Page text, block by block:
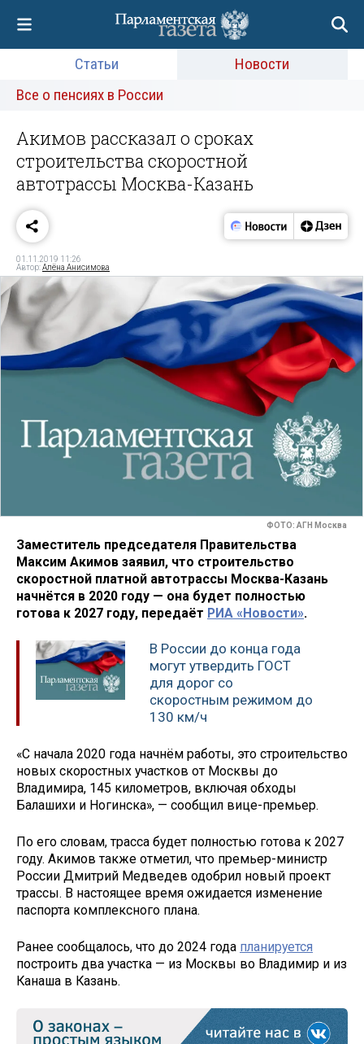
Статьи
Новости
Все о пенсиях в России
Акимов рассказал о сроках
строительства скоростной
автотрассы Москва-Казань
01.11.2019 11:26
Автор:Алёна Анисимова
ФОТО: АГН Москва
Заместитель председателя Правительства
Максим Акимов заявил, что строительство
скоростной платной автотрассы Москва-Казань
начнётся в 2020 году — она будет полностью
готова к 2027 году, передаёт РИА «Новости».
В России до конца года
могут утвердить ГОСТ
для дорог со
скоростным режимом до
130 км/ч
«С начала 2020 года начнём работы, это строительство
новых скоростных участков от Москвы до
Владимира, 145 километров, включая обходы
Балашихи и Ногинска», — сообщил вице-премьер.
По его словам, трасса будет полностью готова к 2027
году. Акимов также отметил, что премьер-министр
России Дмитрий Медведев одобрил новый проект
трассы. В настоящее время ожидается изменение
паспорта комплексного плана.
Ранее сообщалось, что до 2024 года планируется
построить два участка — из Москвы во Владимир и из
Канаша в Казань.